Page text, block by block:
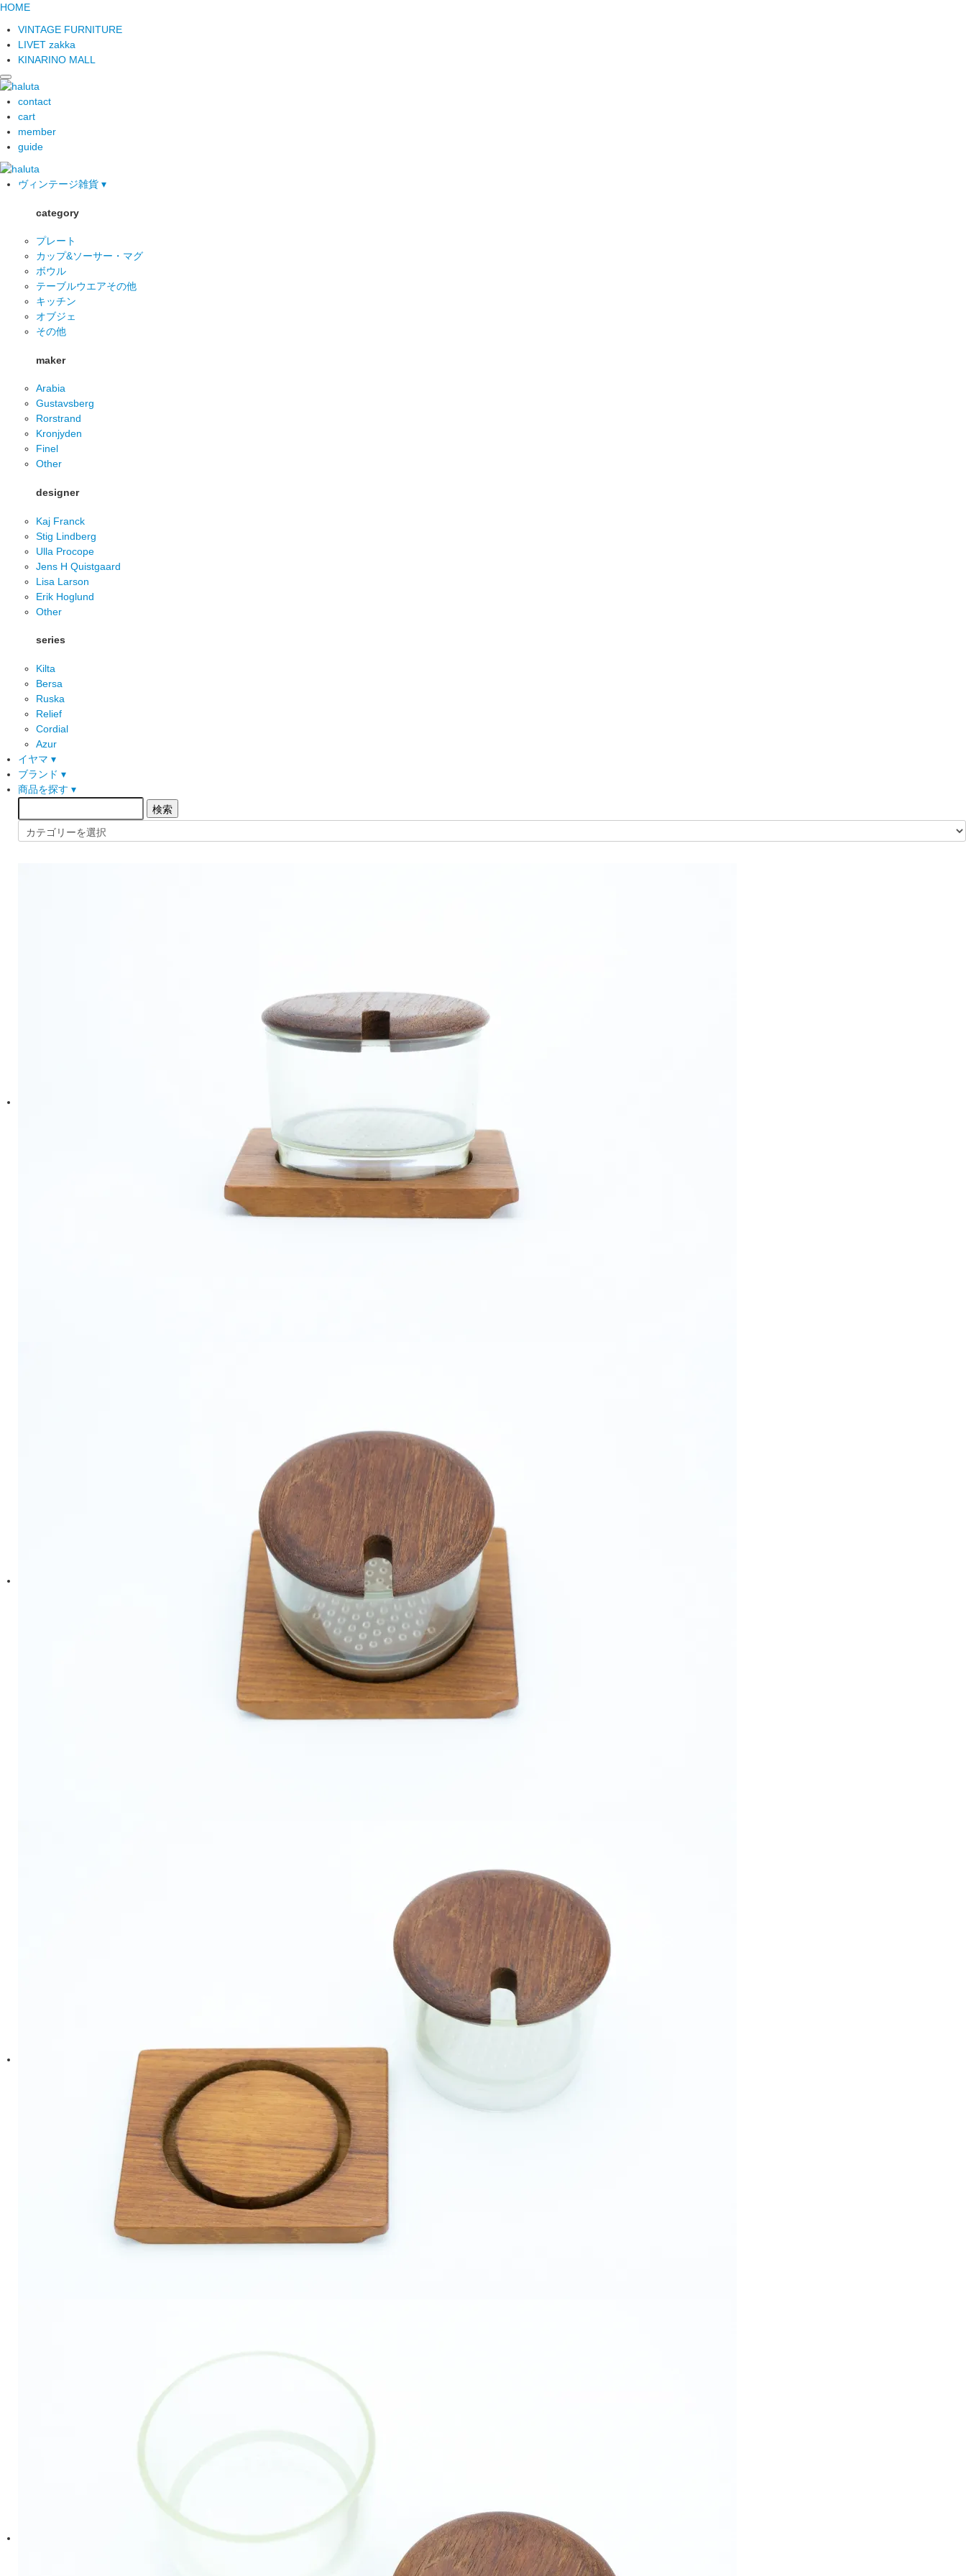
HOME
VINTAGE FURNITURE
LIVET zakka
KINARINO MALL
contact
cart
member
guide
ヴィンテージ雑貨 ▾
category
プレート
カップ&ソーサー・マグ
ボウル
テーブルウエアその他
キッチン
オブジェ
その他
maker
Arabia
Gustavsberg
Rorstrand
Kronjyden
Finel
Other
designer
Kaj Franck
Stig Lindberg
Ulla Procope
Jens H Quistgaard
Lisa Larson
Erik Hoglund
Other
series
Kilta
Bersa
Ruska
Relief
Cordial
Azur
イヤマ ▾
ブランド ▾
商品を探す ▾